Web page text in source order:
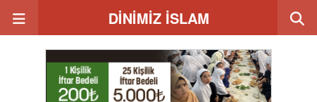
DİNİMİZ İSLAM